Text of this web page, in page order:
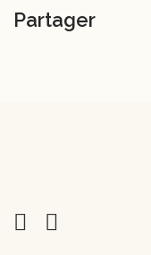
Partager